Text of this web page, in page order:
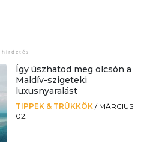
Így úszhatod meg olcsón a
Maldív-szigeteki
luxusnyaralást
TIPPEK & TRÜKKÖK / MÁRCIUS
02.